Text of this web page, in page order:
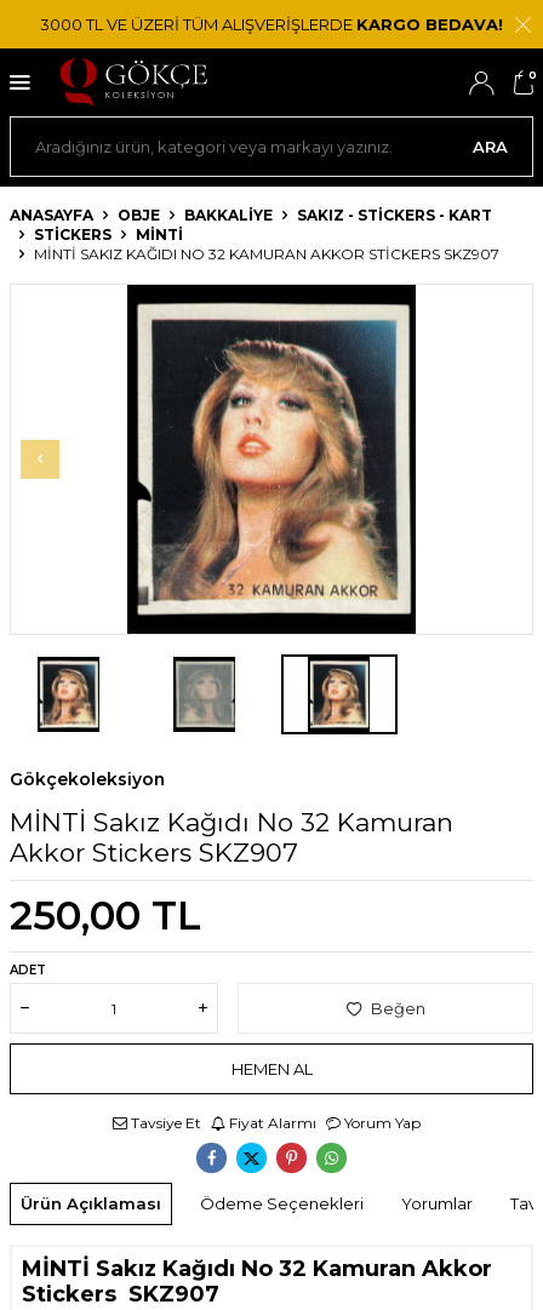
3000 TL VE ÜZERİ TÜM ALIŞVERİŞLERDE KARGO BEDAVA!
ARA
0
ANASAYFA OBJE BAKKALIYE
SAKIZ - STICKERS - KART
STICKERS
MINTI
MİNTİ SAKIZ KAĞIDI NO 32 KAMURAN AKKOR STICKERS SKZ907
Gökçekoleksiyon
MİNTİ Sakız Kağıdı No 32 Kamuran
Akkor Stickers SKZ907
250,00 TL
ADET
Beğen
HEMEN AL
Tavsiye Et Fiyat Alarmı Yorum Yap
Ürün Açıklaması Ödeme Seçenekleri Yorumlar
MİNTİ Sakız Kağıdı No 32 Kamuran Akkor
Stickers SKZ907